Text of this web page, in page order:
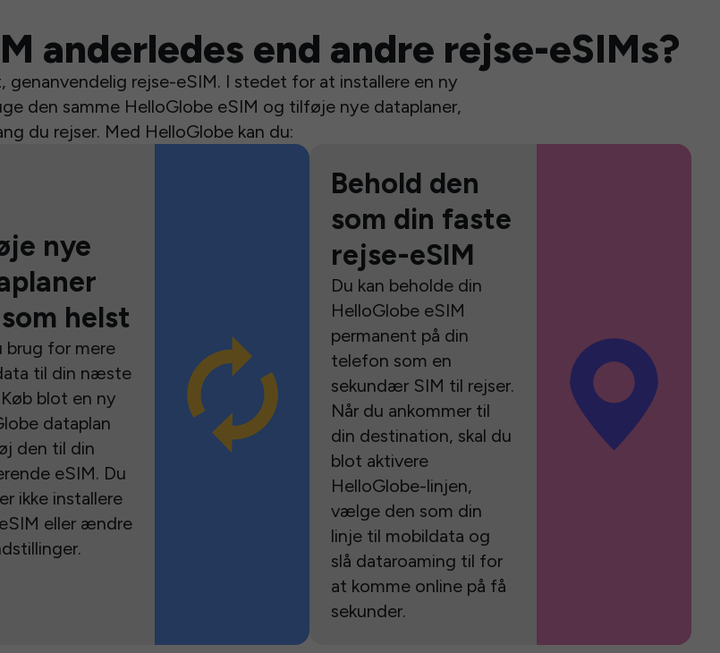
anderledes end andre rejse-eSIMs?
genanvendelig rejse-eSIM. I stedet for at installere en ny
den samme HelloGlobe eSIM og tilføje nye dataplaner,
du rejser. Med HelloGlobe kan du:
nye
helst
brug for mere
til din næste
blot en ny
dataplan
den til din
eSIM. Du
ikke installere
eller ændre
Behold den
som din faste
rejse-eSIM
Du kan beholde din
HelloGlobe eSIM
permanent på din
telefon som en
sekundær SIM til rejser.
Når du ankommer til
din destination, skal du
blot aktivere
HelloGlobe-linjen,
vælge den som din
linje til mobildata og
slå dataroaming til for
at komme online på få
sekunder.